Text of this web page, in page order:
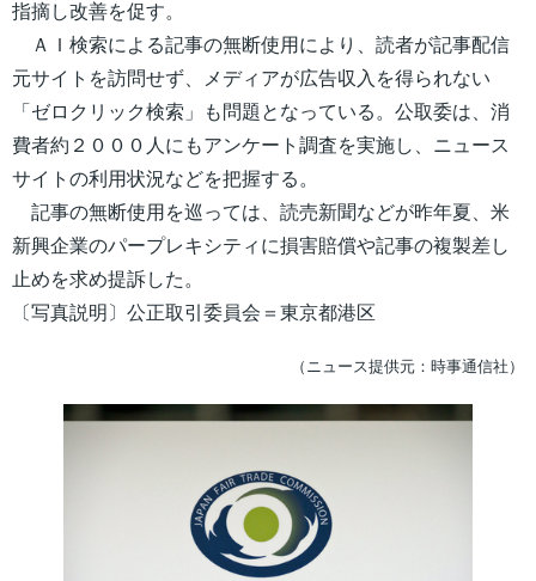
指摘し改善を促す。
ＡＩ検索による記事の無断使用により、読者が記事配信
元サイトを訪問せず、メディアが広告収入を得られない
「ゼロクリック検索」も問題となっている。公取委は、消
費者約２０００人にもアンケート調査を実施し、ニュース
サイトの利用状況などを把握する。
記事の無断使用を巡っては、読売新聞などが昨年夏、米
新興企業のパープレキシティに損害賠償や記事の複製差し
止めを求め提訴した。
〔写真説明〕公正取引委員会＝東京都港区
（ニュース提供元：時事通信社）